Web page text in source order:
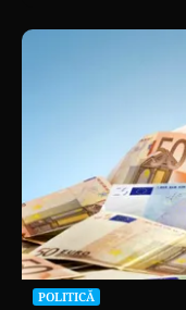
POLITICĂ